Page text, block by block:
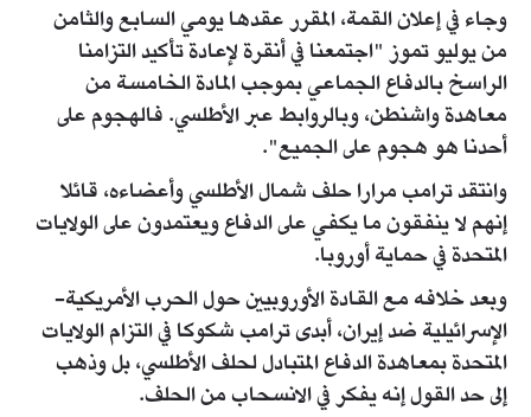
وجاء في إعلان ​القمة، المقرر عقدها يومي السابع والثامن
من يوليو تموز "اجتمعنا في أنقرة لإعادة تأكيد ​التزامنا
الراسخ بالدفاع الجماعي بموجب المادة الخامسة من
معاهدة واشنطن، وبالروابط عبر الأطلسي. فالهجوم على
أحدنا هو هجوم على الجميع".
وانتقد ترامب مرارا حلف شمال الأطلسي وأعضاءه، قائلا
إنهم ​لا ينفقون ما يكفي على الدفاع ويعتمدون على الولايات
المتحدة في ​حماية أوروبا.
وبعد خلافه مع القادة الأوروبيين حول الحرب الأمريكية-
الإسرائيلية ضد إيران، أبدى ترامب شكوكا في ‌التزام ⁠الولايات
المتحدة بمعاهدة الدفاع المتبادل لحلف الأطلسي، بل وذهب
إلى حد القول إنه يفكر في الانسحاب من الحلف.